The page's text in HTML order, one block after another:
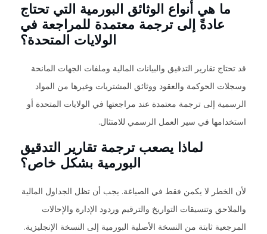
ما هي أنواع الوثائق البورمية التي تحتاج
عادةً إلى ترجمة معتمدة للمراجعة في
الولايات المتحدة؟
قد تحتاج تقارير التدقيق والبيانات المالية وملفات الجهات المانحة
وسجلات الحوكمة والعقود ووثائق المشتريات وغيرها من المواد
الرسمية إلى ترجمة معتمدة عند مراجعتها في الولايات المتحدة أو
استخدامها في سير العمل الرسمي للامتثال.
لماذا يصعب ترجمة تقارير التدقيق
البورمية بشكل خاص؟
لأن الخطر لا يكمن فقط في الصياغة. يجب أن تظل الجداول المالية
والملاحق وتنسيقات التواريخ والترقيم وردود الإدارة والإحالات
المرجعية ثابتة من النسخة الأصلية البورمية إلى النسخة الإنجليزية.